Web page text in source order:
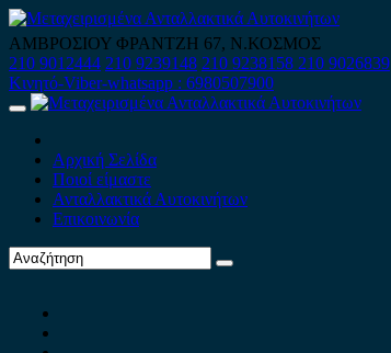
Skip
to
content
ΑΜΒΡΟΣΙΟΥ ΦΡΑΝΤΖΗ 67, Ν.ΚΟΣΜΟΣ
210 9012444 210 9239148 210 9238158 210 9026839
Κινητό-Viber-whatsapp : 6980507900
Primary
Αρχική Σελίδα
Ποιοί είμαστε
Ανταλλακτικά Αυτοκινήτων
Επικοινωνία